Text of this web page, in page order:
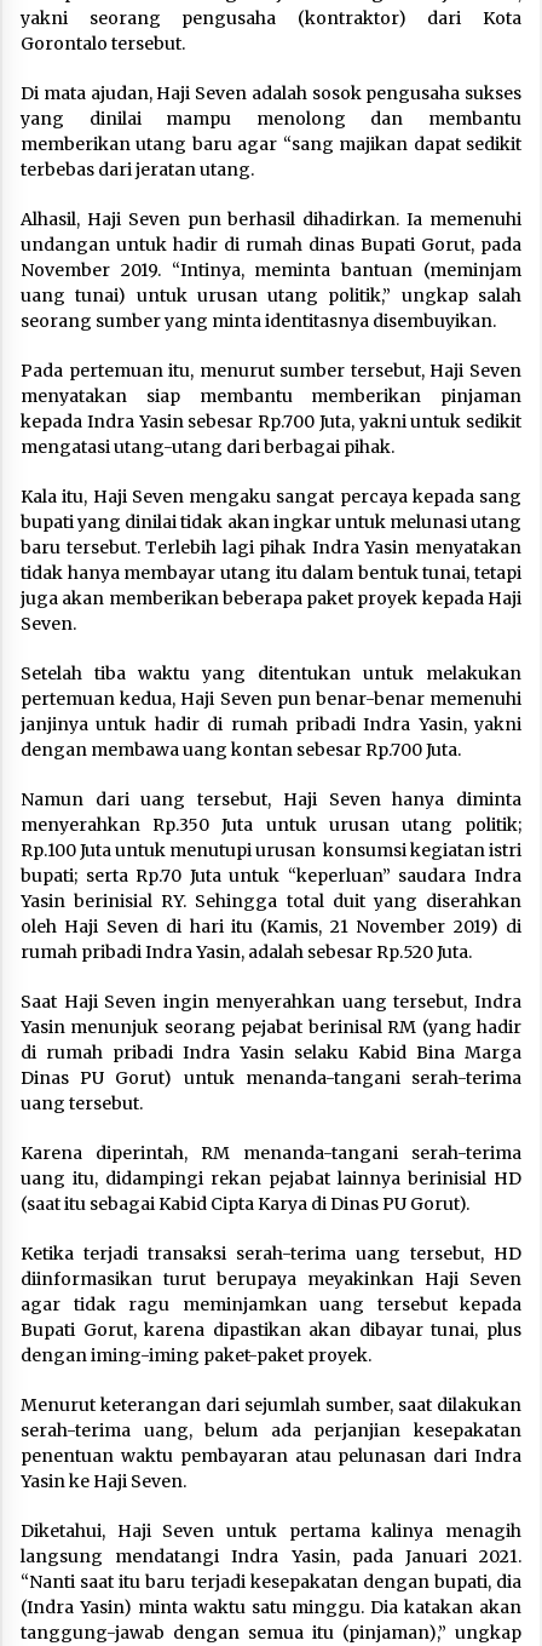
yakni seorang pengusaha (kontraktor) dari Kota
Gorontalo tersebut.
Di mata ajudan, Haji Seven adalah sosok pengusaha sukses
yang dinilai mampu menolong dan membantu
memberikan utang baru agar “sang majikan dapat sedikit
terbebas dari jeratan utang.
Alhasil, Haji Seven pun berhasil dihadirkan. Ia memenuhi
undangan untuk hadir di rumah dinas Bupati Gorut, pada
November 2019. “Intinya, meminta bantuan (meminjam
uang tunai) untuk urusan utang politik,” ungkap salah
seorang sumber yang minta identitasnya disembuyikan.
Pada pertemuan itu, menurut sumber tersebut, Haji Seven
menyatakan siap membantu memberikan pinjaman
kepada Indra Yasin sebesar Rp.700 Juta, yakni untuk sedikit
mengatasi utang-utang dari berbagai pihak.
Kala itu, Haji Seven mengaku sangat percaya kepada sang
bupati yang dinilai tidak akan ingkar untuk melunasi utang
baru tersebut. Terlebih lagi pihak Indra Yasin menyatakan
tidak hanya membayar utang itu dalam bentuk tunai, tetapi
juga akan memberikan beberapa paket proyek kepada Haji
Seven.
Setelah tiba waktu yang ditentukan untuk melakukan
pertemuan kedua, Haji Seven pun benar-benar memenuhi
janjinya untuk hadir di rumah pribadi Indra Yasin, yakni
dengan membawa uang kontan sebesar Rp.700 Juta.
Namun dari uang tersebut, Haji Seven hanya diminta
menyerahkan Rp.350 Juta untuk urusan utang politik;
Rp.100 Juta untuk menutupi urusan konsumsi kegiatan istri
bupati; serta Rp.70 Juta untuk “keperluan” saudara Indra
Yasin berinisial RY. Sehingga total duit yang diserahkan
oleh Haji Seven di hari itu (Kamis, 21 November 2019) di
rumah pribadi Indra Yasin, adalah sebesar Rp.520 Juta.
Saat Haji Seven ingin menyerahkan uang tersebut, Indra
Yasin menunjuk seorang pejabat berinisal RM (yang hadir
di rumah pribadi Indra Yasin selaku Kabid Bina Marga
Dinas PU Gorut) untuk menanda-tangani serah-terima
uang tersebut.
Karena diperintah, RM menanda-tangani serah-terima
uang itu, didampingi rekan pejabat lainnya berinisial HD
(saat itu sebagai Kabid Cipta Karya di Dinas PU Gorut).
Ketika terjadi transaksi serah-terima uang tersebut, HD
diinformasikan turut berupaya meyakinkan Haji Seven
agar tidak ragu meminjamkan uang tersebut kepada
Bupati Gorut, karena dipastikan akan dibayar tunai, plus
dengan iming-iming paket-paket proyek.
Menurut keterangan dari sejumlah sumber, saat dilakukan
serah-terima uang, belum ada perjanjian kesepakatan
penentuan waktu pembayaran atau pelunasan dari Indra
Yasin ke Haji Seven.
Diketahui, Haji Seven untuk pertama kalinya menagih
langsung mendatangi Indra Yasin, pada Januari 2021.
“Nanti saat itu baru terjadi kesepakatan dengan bupati, dia
(Indra Yasin) minta waktu satu minggu. Dia katakan akan
tanggung-jawab dengan semua itu (pinjaman),” ungkap